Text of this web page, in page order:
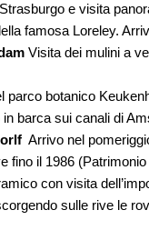
e visita
famosa Loreley.
Visita dei mulini a
parco botanico
barca sui canali di
Arrivo nel
fino il 1986
con visita
sulle rive le